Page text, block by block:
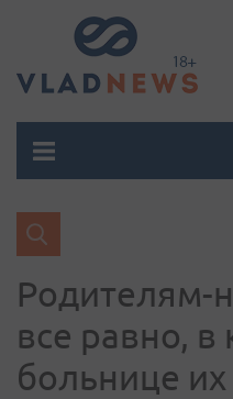
Родителям-
все равно, в
больнице